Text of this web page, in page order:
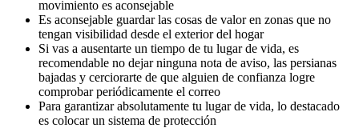
movimiento es aconsejable
Es aconsejable guardar las cosas de valor en zonas que no
tengan visibilidad desde el exterior del hogar
Si vas a ausentarte un tiempo de tu lugar de vida, es
recomendable no dejar ninguna nota de aviso, las persianas
bajadas y cerciorarte de que alguien de confianza logre
comprobar periódicamente el correo
Para garantizar absolutamente tu lugar de vida, lo destacado
es colocar un sistema de protección